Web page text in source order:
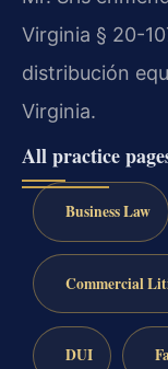
Virginia § 20-
distribución
Virginia.
All practice
Business Law
Commercial
DUI